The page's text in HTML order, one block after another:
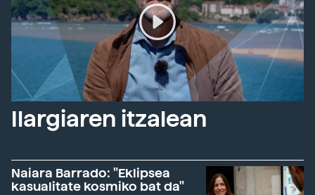
Ilargiaren itzalean
Naiara Barrado: "Eklipsea
kasualitate kosmiko bat da"